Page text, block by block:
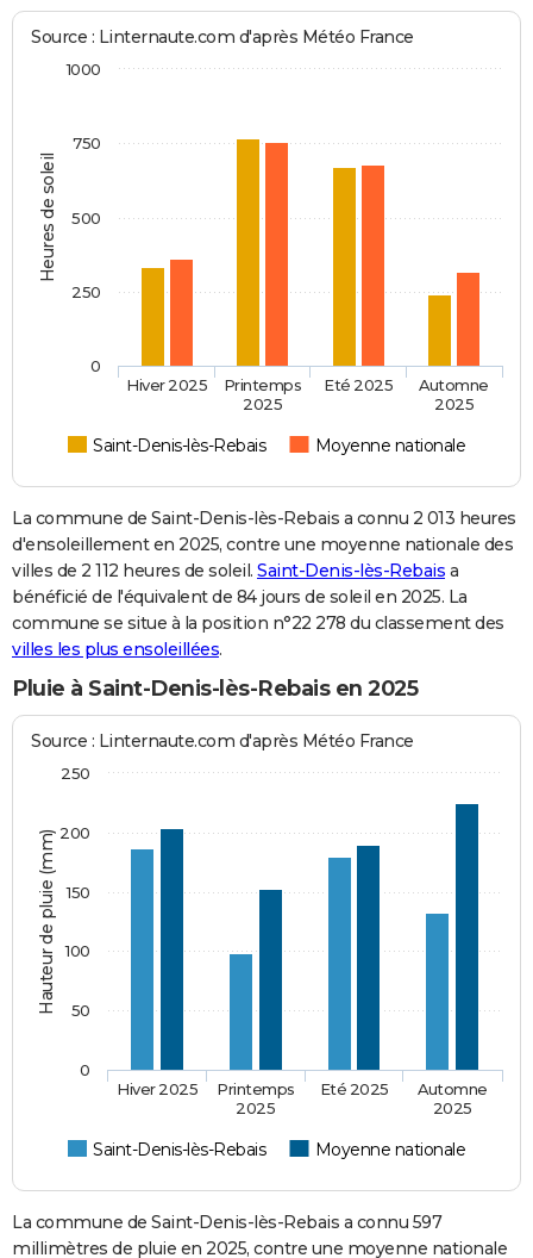
Heures de soleil
Source : Linternaute.com d'après Météo France
Saint-Denis-lès-Rebais Moyenne nationale
Hiver 2025
Printemps
2025
Eté 2025
Automne
2025
0
1000
250
500
750
La commune de Saint-Denis-lès-Rebais a connu 2 013 heures
d'ensoleillement en 2025, contre une moyenne nationale des
villes de 2 112 heures de soleil. Saint-Denis-lès-Rebais a
bénéficié de l'équivalent de 84 jours de soleil en 2025. La
commune se situe à la position n°22 278 du classement des
villes les plus ensoleillées.
Pluie à Saint-Denis-lès-Rebais en 2025
Hauteur de pluie (mm)
Source : Linternaute.com d'après Météo France
Saint-Denis-lès-Rebais Moyenne nationale
Hiver 2025
Printemps
2025
Eté 2025
Automne
2025
0
50
100
150
200
250
La commune de Saint-Denis-lès-Rebais a connu 597
millimètres de pluie en 2025, contre une moyenne nationale